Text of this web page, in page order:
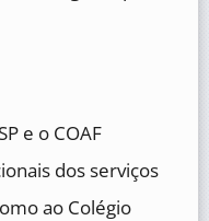
e o COAF
dos serviços
ao Colégio